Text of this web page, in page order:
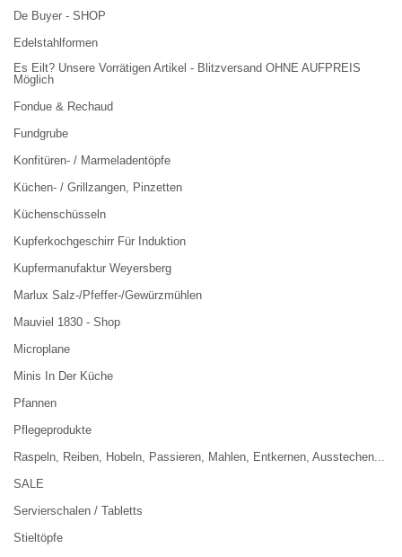
De Buyer - SHOP
Edelstahlformen
Es Eilt? Unsere Vorrätigen Artikel - Blitzversand OHNE AUFPREIS
Möglich
Fondue & Rechaud
Fundgrube
Konfitüren- / Marmeladentöpfe
Küchen- / Grillzangen, Pinzetten
Küchenschüsseln
Kupferkochgeschirr Für Induktion
Kupfermanufaktur Weyersberg
Marlux Salz-/Pfeffer-/Gewürzmühlen
Mauviel 1830 - Shop
Microplane
Minis In Der Küche
Pfannen
Pflegeprodukte
Raspeln, Reiben, Hobeln, Passieren, Mahlen, Entkernen, Ausstechen...
SALE
Servierschalen / Tabletts
Stieltöpfe